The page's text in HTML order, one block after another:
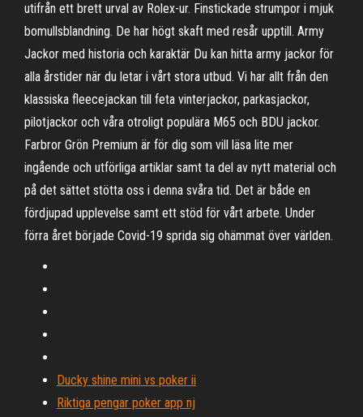
utifrån ett brett urval av Rolex-ur. Finstickade strumpor i mjuk
bomullsblandning. De har högt skaft med resår upptill. Army
Jackor med historia och karaktär Du kan hitta army jackor för
alla årstider när du letar i vårt stora utbud. Vi har allt från den
klassiska fleecejackan till feta vinterjackor, parkasjackor,
pilotjackor och våra otroligt populära M65 och BDU jackor.
Farbror Grön Premium är för dig som vill läsa lite mer
ingående och utförliga artiklar samt ta del av nytt material och
på det sättet stötta oss i denna svåra tid. Det är både en
fördjupad upplevelse samt ett stöd för vårt arbete. Under
förra året började Covid-19 sprida sig ohämmat över världen.
Ducky shine mini vs poker ii
Riktiga pengar poker app nj